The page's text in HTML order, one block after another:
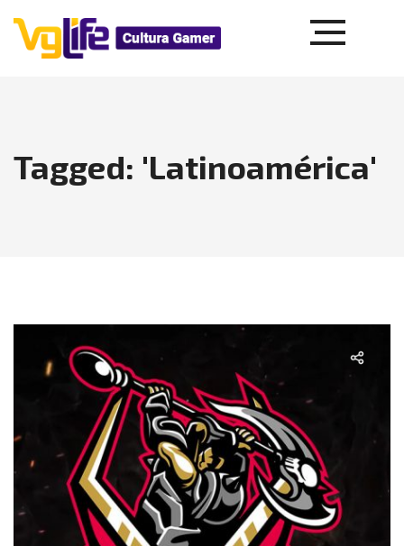
Tagged: 'Latinoamérica'